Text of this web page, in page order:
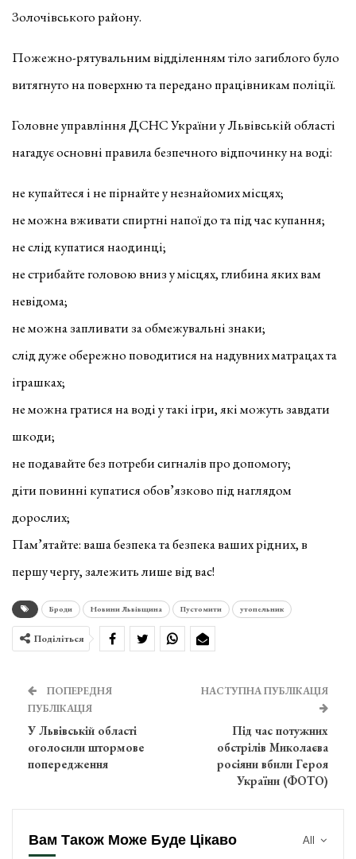
Золочівського району.
Пожежно-рятувальним відділенням тіло загиблого було
витягнуто на поверхню та передано працівникам поліції.
Головне управління ДСНС України у Львівській області
нагадує основні правила безпечного відпочинку на воді:
не купайтеся i не пірнайте у незнайомих місцях;
не можна вживати спиртні напої до та під час купання;
не слід купатися наодинці;
не стрибайте головою вниз у місцях, глибина яких вам
невідома;
не можна запливати за обмежувальні знаки;
слід дуже обережно поводитися на надувних матрацах та
іграшках;
не можна гратися на воді у такі ігри, які можуть завдати
шкоди;
не подавайте без потреби сигналів про допомогу;
діти повинні купатися обов’язково під наглядом
дорослих;
Пам’ятайте: ваша безпека та безпека ваших рідних, в
першу чергу, залежить лише від вас!
Броди Новини Львівщина Пустомити утопельник
Поділіться
ПОПЕРЕДНЯ
ПУБЛІКАЦІЯ
У Львівській області
оголосили штормове
попередження
НАСТУПНА ПУБЛІКАЦІЯ
Під час потужних
обстрілів Миколаєва
росіяни вбили Героя
України (ФОТО)
All
Вам Також Може Буде Цікаво